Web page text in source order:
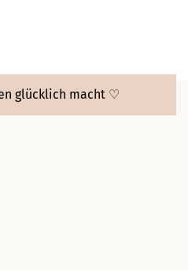
glücklich macht ♡